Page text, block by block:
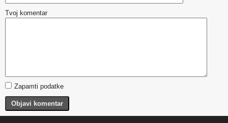
Tvoj komentar
Zapamti podatke
Objavi komentar